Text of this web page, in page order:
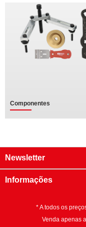
Componentes
Newsletter
Informações
* A todos os
Venda apenas